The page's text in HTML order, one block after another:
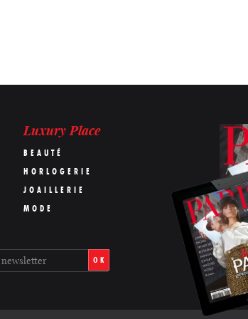
Luxury Place
BEAUTÉ
HORLOGERIE
JOAILLERIE
MODE
OK